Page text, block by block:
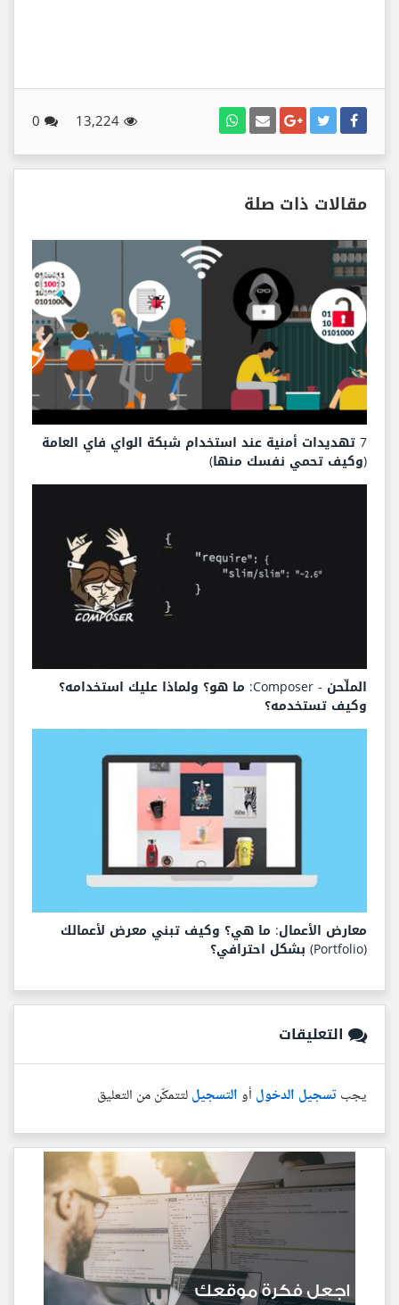
13,224
0
مقالات ذات صلة
7 تهديدات أمنية عند استخدام شبكة الواي فاي العامة
(وكيف تحمي نفسك منها)
الملّحن - Composer: ما هو؟ ولماذا عليك استخدامه؟
وكيف تستخدمه؟
معارض الأعمال: ما هي؟ وكيف تبني معرض لأعمالك
(Portfolio) بشكل احترافي؟
التعليقات
يجبتسجيل الدخول أوالتسجيللتتمكّن من التعليق